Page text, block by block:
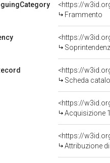
<https://
Frammento
<https://
Soprintendenza
<https://
Scheda
<https://
Acquisizione
Attribuzione